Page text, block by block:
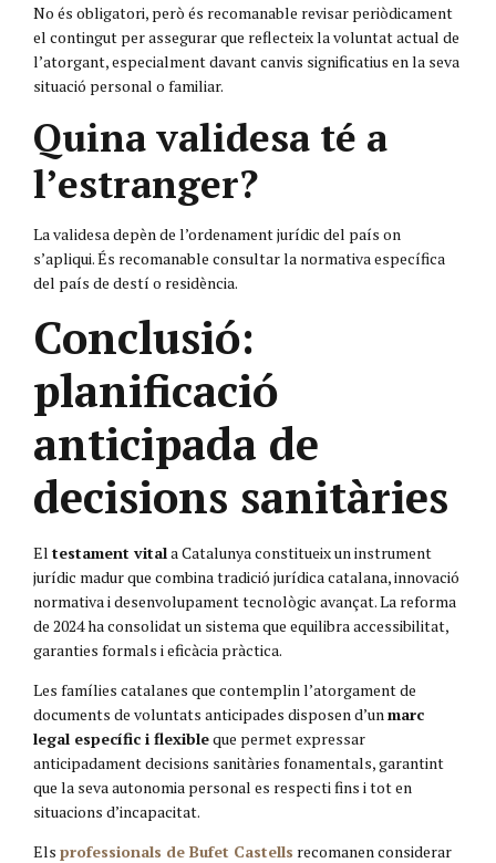
No és obligatori, però és recomanable revisar periòdicament
el contingut per assegurar que reflecteix la voluntat actual de
l’atorgant, especialment davant canvis significatius en la seva
situació personal o familiar.
Quina validesa té a
l’estranger?
La validesa depèn de l’ordenament jurídic del país on
s’apliqui. És recomanable consultar la normativa específica
del país de destí o residència.
Conclusió:
planificació
anticipada de
decisions sanitàries
El testament vitala Catalunya constitueix un instrument
jurídic madur que combina tradició jurídica catalana, innovació
normativa i desenvolupament tecnològic avançat. La reforma
de 2024 ha consolidat un sistema que equilibra accessibilitat,
garanties formals i eficàcia pràctica.
Les famílies catalanes que contemplin l’atorgament de
documents de voluntats anticipades disposen d’un marc
legal específic i flexibleque permet expressar
anticipadament decisions sanitàries fonamentals, garantint
que la seva autonomia personal es respecti fins i tot en
situacions d’incapacitat.
Els professionals de Bufet Castells recomanen considerar